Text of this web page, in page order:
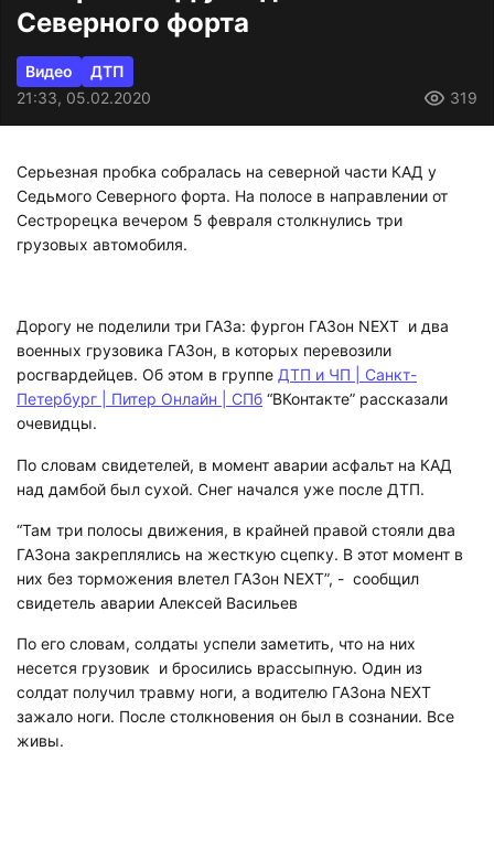
Северного форта
Видео
ДТП
21:33, 05.02.2020
319
Серьезная пробка собралась на северной части КАД у
Седьмого Северного форта. На полосе в направлении от
Сестрорецка вечером 5 февраля столкнулись три
грузовых автомобиля.
Дорогу не поделили три ГАЗа: фургон ГАЗон NEXT и два
военных грузовика ГАЗон, в которых перевозили
росгвардейцев. Об этом в группе ДТП и ЧП | Санкт-
Петербург | Питер Онлайн | СПб “ВКонтакте” рассказали
очевидцы.
По словам свидетелей, в момент аварии асфальт на КАД
над дамбой был сухой. Снег начался уже после ДТП.
“Там три полосы движения, в крайней правой стояли два
ГАЗона закреплялись на жесткую сцепку. В этот момент в
них без торможения влетел ГАЗон NEXT”, - сообщил
свидетель аварии Алексей Васильев
По его словам, солдаты успели заметить, что на них
несется грузовик и бросились врассыпную. Один из
солдат получил травму ноги, а водителю ГАЗона NEXT
зажало ноги. После столкновения он был в сознании. Все
живы.